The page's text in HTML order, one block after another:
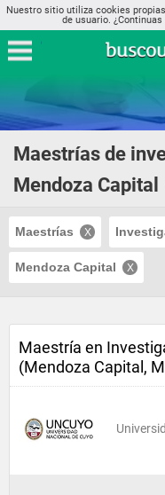
Nuestro sitio utiliza cookies
de usuario.
Maestrías de
Mendoza Capital
Maestrías
Mendoza Capital
Maestría en
(Mendoza Capital,